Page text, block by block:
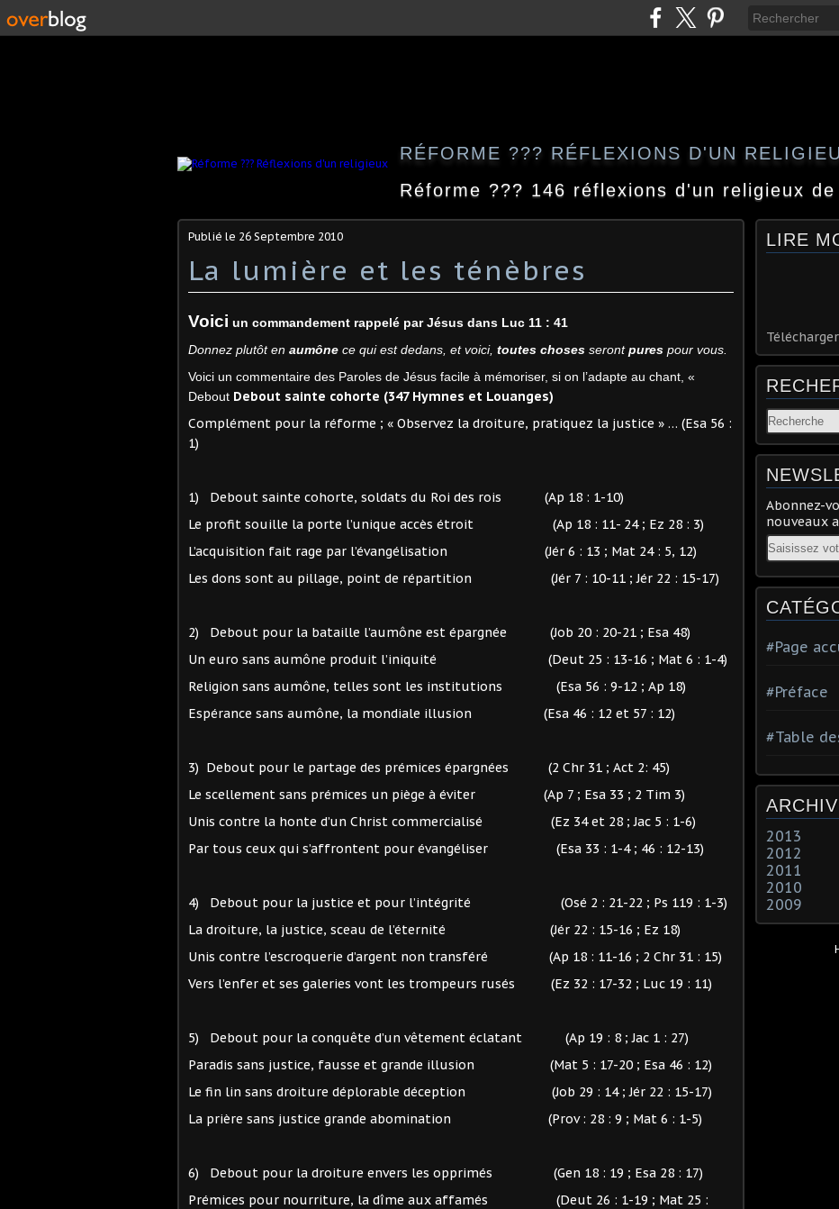
RÉFORME ??? RÉFLEXIONS D'UN
Réforme ??? 146 réflexions d'un religieux
Publié le 26 Septembre 2010
La lumière et les ténèbres
Voici un commandement rappelé par Jésus dans Luc 11 : 41
Donnez plutôt en aumône ce qui est dedans, et voici, toutes choses serontpures pour vous.
Voici un commentaire des Paroles de Jésus facile à mémoriser, si on l’adapte au chant, «
Debout Debout sainte cohorte (347 Hymnes et Louanges)
Complément pour la réforme ; « Observez la droiture, pratiquez la justice » … (Esa 56 :
1)
1) Debout sainte cohorte, soldats du Roi des rois (Ap 18 : 1-10)
Le profit souille la porte l’unique accès étroit (Ap 18 : 11- 24 ; Ez 28 : 3)
L’acquisition fait rage par l’évangélisation (Jér 6 : 13 ; Mat 24 : 5, 12)
Les dons sont au pillage, point de répartition (Jér 7 : 10-11 ; Jér 22 : 15-17)
2) Debout pour la bataille l’aumône est épargnée (Job 20 : 20-21 ; Esa 48)
Un euro sans aumône produit l’iniquité (Deut 25 : 13-16 ; Mat 6 : 1-4)
Religion sans aumône, telles sont les institutions (Esa 56 : 9-12 ; Ap 18)
Espérance sans aumône, la mondiale illusion (Esa 46 : 12 et 57 : 12)
3) Debout pour le partage des prémices épargnées (2 Chr 31 ; Act 2: 45)
Le scellement sans prémices un piège à éviter (Ap 7 ; Esa 33 ; 2 Tim 3)
Unis contre la honte d’un Christ commercialisé (Ez 34 et 28 ; Jac 5 : 1-6)
Par tous ceux qui s’affrontent pour évangéliser (Esa 33 : 1-4 ; 46 : 12-13)
4) Debout pour la justice et pour l’intégrité (Osé 2 : 21-22 ; Ps 119 : 1-3)
La droiture, la justice, sceau de l’éternité (Jér 22 : 15-16 ; Ez 18)
Unis contre l’escroquerie d’argent non transféré (Ap 18 : 11-16 ; 2 Chr 31 : 15)
Vers l’enfer et ses galeries vont les trompeurs rusés (Ez 32 : 17-32 ; Luc 19 : 11)
5) Debout pour la conquête d’un vêtement éclatant (Ap 19 : 8 ; Jac 1 : 27)
Paradis sans justice, fausse et grande illusion (Mat 5 : 17-20 ; Esa 46 : 12)
Le fin lin sans droiture déplorable déception (Job 29 : 14 ; Jér 22 : 15-17)
La prière sans justice grande abomination (Prov : 28 : 9 ; Mat 6 : 1-5)
6) Debout pour la droiture envers les opprimés (Gen 18 : 19 ; Esa 28 : 17)
Prémices pour nourriture, la dîme aux affamés (Deut 26 : 1-19 ; Mat 25 :
LIRE
Abonnez-
nouveaux
Email
#Page
#Préface
#Table
2013
2012
2011
2010
2009